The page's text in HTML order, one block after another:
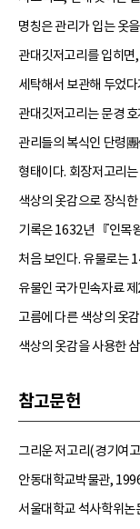
명칭은 관리가 입는 옷
관대깃저고리를 입히면
세탁해서 보관해 두었
관대깃저고리는 문경
관리들의 복식인 단령
형태이다. 회장저고리
색상의 옷감으로 장식
기록은 1632년 『인목
처음 보인다. 유물로는
유물인 국가민속자료
고름에 다른 색상의 옷
색상의 옷감을 사용한
참고문헌
그리운 저고리(경기여
안동대학교박물관,
서울대학교 석사학위